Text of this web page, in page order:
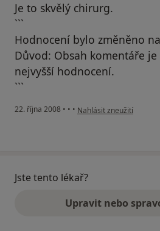
Je to skvělý chirurg.
```
Hodnocení bylo změněno
Důvod: Obsah komentáře
nejvyšší hodnocení.
```
22. října 2008 • • • podle názoru uživatele
Nahlásit zneužití
Jste tento lékař?
Upravit nebo